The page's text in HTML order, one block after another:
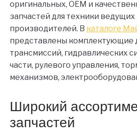
оригинальных, OEM и
запчастей для техники
производителей. В каталоге
представлены комплектующие
трансмиссий, гидравлических
части, рулевого управления,
механизмов,
Широкий
запчастей